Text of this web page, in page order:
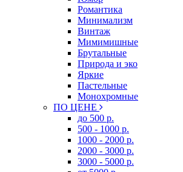
Романтика
Минимализм
Винтаж
Мимимишные
Брутальные
Природа и эко
Яркие
Пастельные
Монохромные
ПО ЦЕНЕ
до 500 р.
500 - 1000 р.
1000 - 2000 р.
2000 - 3000 р.
3000 - 5000 р.